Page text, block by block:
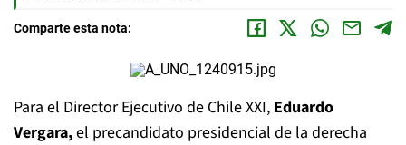
Comparte esta nota:
Para el Director Ejecutivo de Chile XXI, Eduardo
Vergara,el precandidato presidencial de la derecha